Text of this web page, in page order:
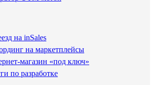
на inSales
на маркетплейсы
магазин «под ключ»
по разработке